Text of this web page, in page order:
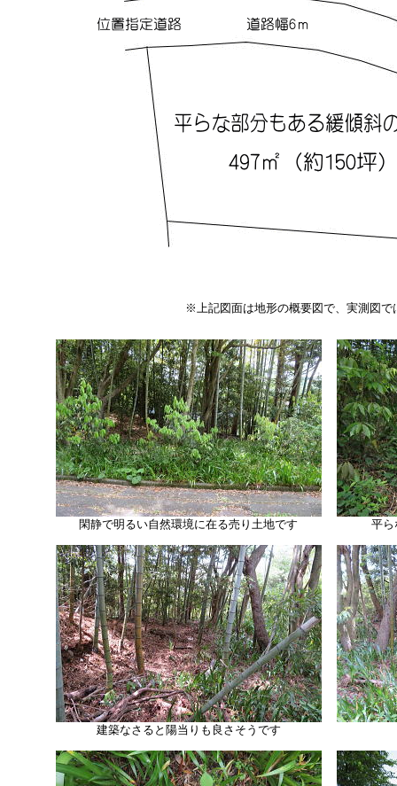
※上記図面は地形の概要図で、実測図で
閑静で明るい自然環境に在る売り土地です 平ら
建築なさると陽当りも良さそうです